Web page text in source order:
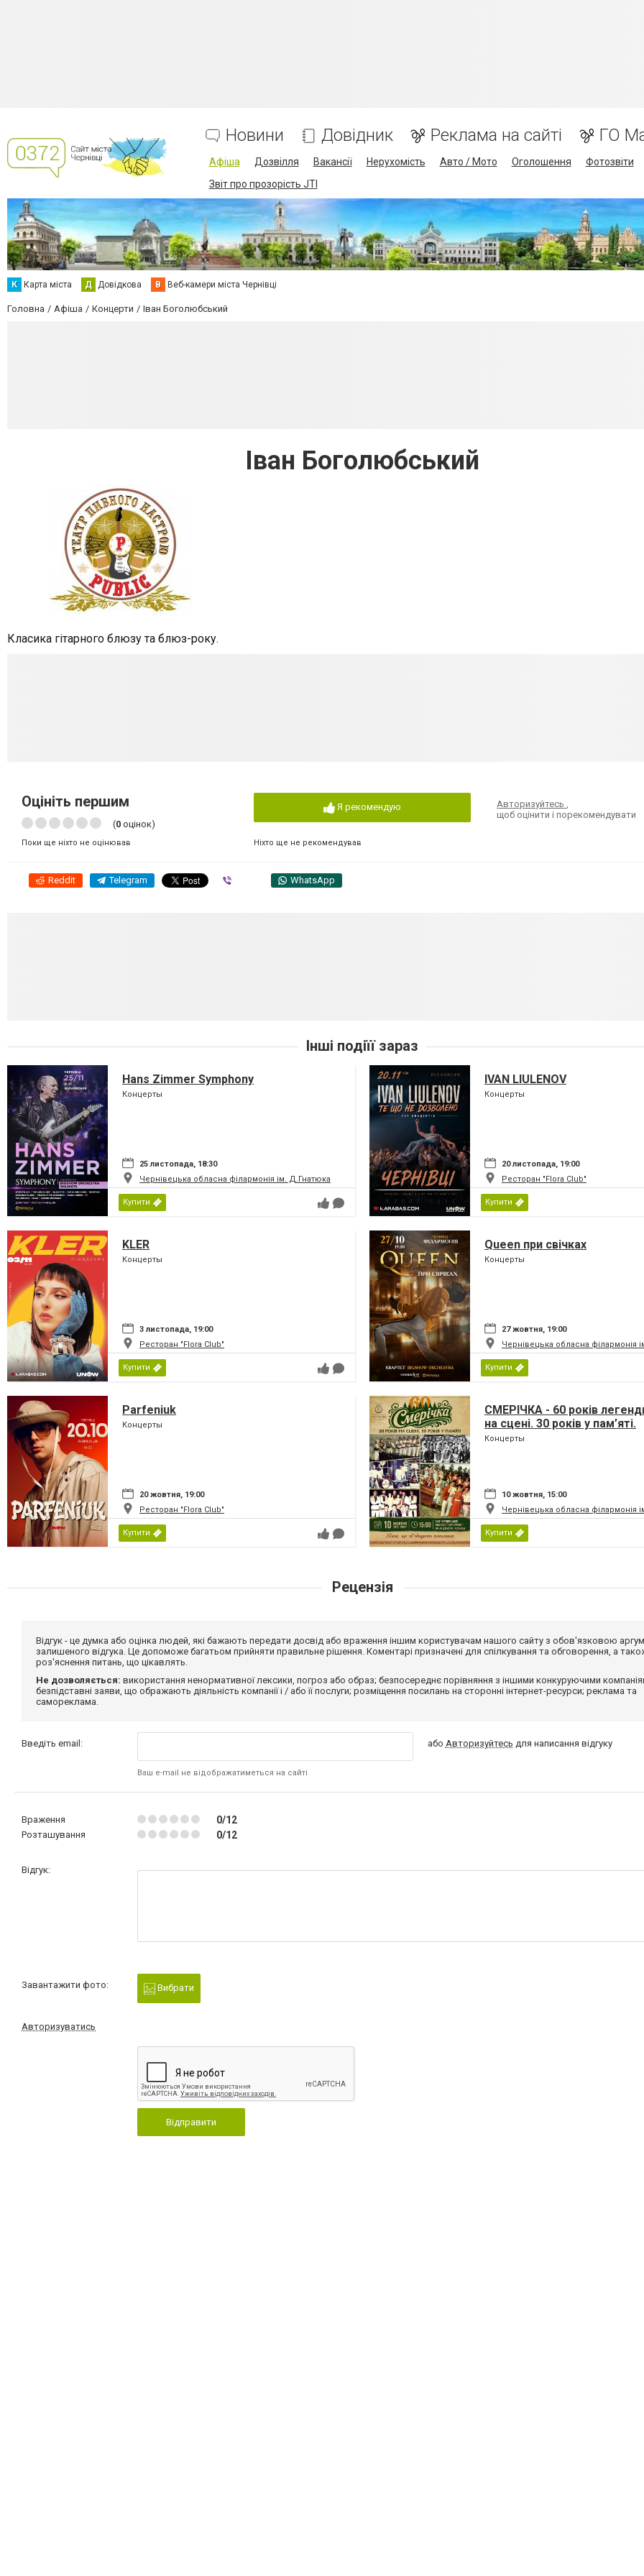
Новини Довідник Реклама на сайті ГО
Афіша Дозвілля Вакансії Нерухомість Авто / Мото Оголошення Фотозвіти
Звіт про прозорість JTI
К Карта міста Д Довідкова В Веб-камери міста Чернівці
Головна Афіша Концерти Іван Боголюбський
Іван Боголюбський
Класика гітарного блюзу та блюз-року.
Оцініть першим
(0 оцінок)
Поки ще ніхто не оцінював
Я рекомендую
Ніхто ще не рекомендував
Авторизуйтесь,
щоб оцінити і порекомендувати
Reddit Telegram WhatsApp
Інші подіїї зараз
Hans Zimmer Symphony
Концерты
25 листопада, 18:30
Чернівецька обласна філармонія ім. Д.Гнатюка
Купити
IVAN LIULENOV
Концерты
20 листопада, 19:00
Ресторан "Flora Club"
Купити
KLER
Концерты
3 листопада, 19:00
Ресторан "Flora Club"
Купити
Queen при свічках
Концерты
27 жовтня, 19:00
Чернівецька обласна філармонія
Купити
Parfeniuk
Концерты
20 жовтня, 19:00
Ресторан "Flora Club"
Купити
СМЕРІЧКА - 60 років
на сцені. 30 років у пам’яті.
Концерты
10 жовтня, 15:00
Чернівецька обласна філармонія
Купити
Рецензія
Відгук - це думка або оцінка людей, які бажають передати досвід або враження іншим користувачам нашого сайту з обов'язковою
залишеного відгука. Це допоможе багатьом прийняти правильне рішення. Коментарі призначені для спілкування та обговорення, а
роз'яснення питань, що цікавлять.
Не дозволяється: використання ненормативної лексики, погроз або образ; безпосереднє порівняння з іншими конкуруючими
безпідставні заяви, що ображають діяльність компанії і / або її послуги; розміщення посилань на сторонні інтернет-ресурси; реклама та
самореклама.
Введіть email:
Ваш e-mail не відображатиметься на сайті
або Авторизуйтесь для написання відгуку
Враження 0/12
Розташування 0/12
Відгук:
Завантажити фото: Вибрати
Авторизуватись
Відправити